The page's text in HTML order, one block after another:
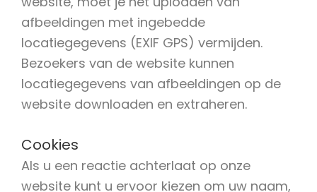
afbeeldingen met ingebedde
locatiegegevens (EXIF GPS) vermijden.
Bezoekers van de website kunnen
locatiegegevens van afbeeldingen op de
website downloaden en extraheren.
Cookies
Als u een reactie achterlaat op onze
website kunt u ervoor kiezen om uw naam,